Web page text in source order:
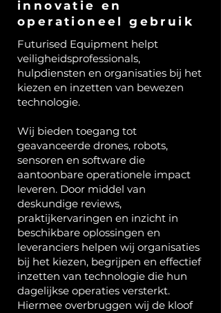
innovatie en
operationeel gebruik
Futurised Equipment helpt
veiligheidsprofessionals,
hulpdiensten en organisaties bij het
kiezen en inzetten van bewezen
technologie.
Wij bieden toegang tot
geavanceerde drones, robots,
sensoren en software die
aantoonbare operationele impact
leveren. Door middel van
deskundige reviews,
praktijkervaringen en inzicht in
beschikbare oplossingen en
leveranciers helpen wij organisaties
bij het kiezen, begrijpen en effectief
inzetten van technologie die hun
dagelijkse operaties versterkt.
Hiermee overbruggen wij de kloof